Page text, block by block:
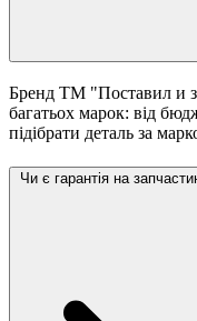
Бренд ТМ "Поставил и
багатьох марок: від
підібрати деталь за
Чи є гарантія на